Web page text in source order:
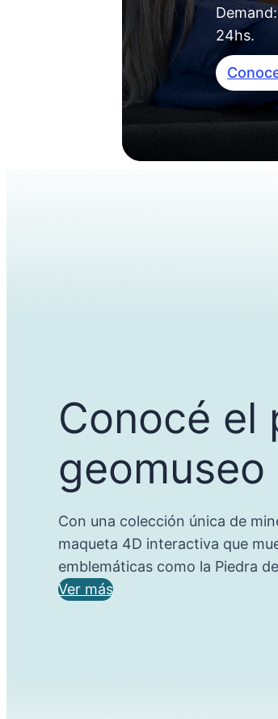
24hs.
Conocé el
Con una colección única de
maqueta 4D interactiva que
emblemáticas como la Piedra
Ver más